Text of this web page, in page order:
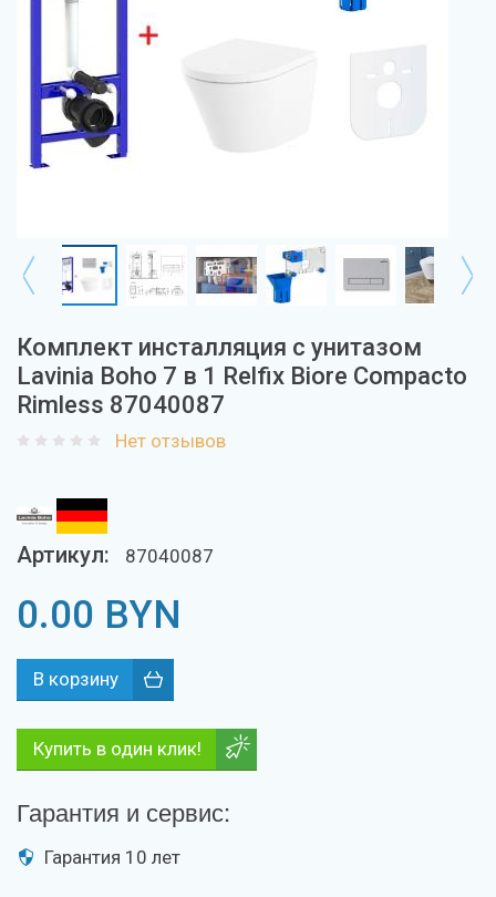
Комплект инсталляция с унитазом
Lavinia Boho 7 в 1 Relfix Biore Compacto
Rimless 87040087
Нет отзывов
Артикул: 87040087
0.00 BYN
Купить в один клик!
Гарантия и сервис:
Гарантия 10 лет